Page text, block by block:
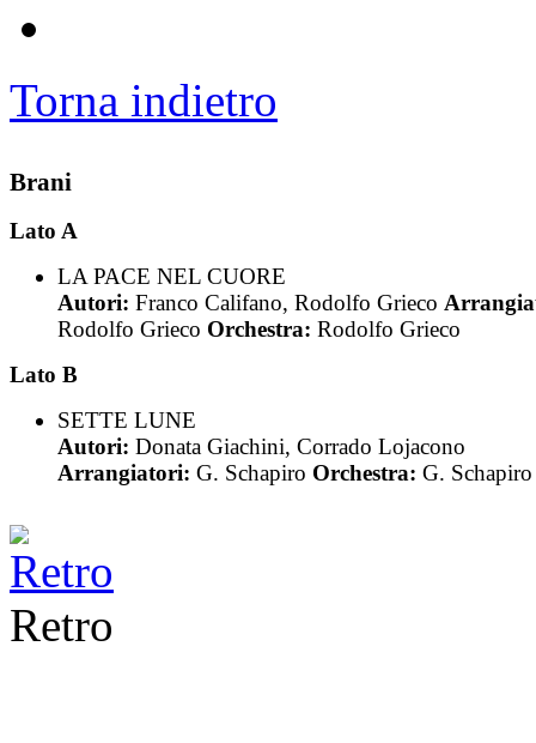
Torna indietro
Brani
Lato A
LA PACE NEL CUORE
Autori: Franco Califano, Rodolfo Grieco
Rodolfo Grieco Orchestra: Rodolfo Grieco
Lato B
SETTE LUNE
Autori: Donata Giachini, Corrado Lojacono
Arrangiatori: G. Schapiro Orchestra: G. Schapiro
Retro